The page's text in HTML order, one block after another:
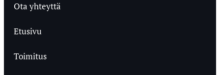
Ota yhteyttä
Etusivu
Toimitus